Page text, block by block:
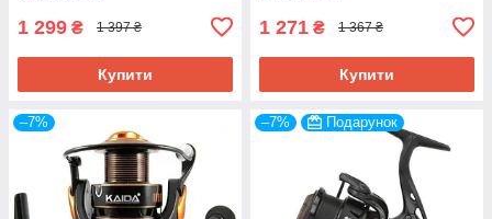
1 299 ₴ 1 397 ₴
Купити
1 271 ₴ 1 367 ₴
Купити
–7% –7% Подарунок